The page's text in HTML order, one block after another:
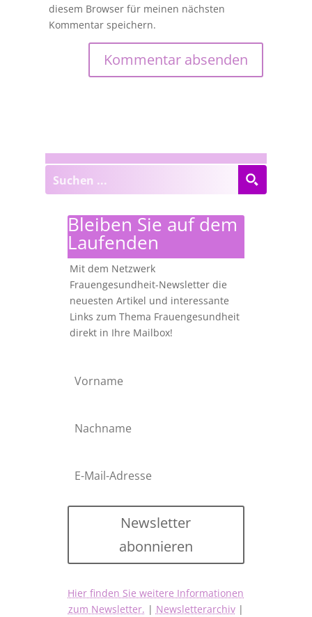
diesem Browser für meinen nächsten
Kommentar speichern.
Bleiben Sie auf dem
Laufenden
Mit dem Netzwerk
Frauengesundheit-Newsletter die
neuesten Artikel und interessante
Links zum Thema Frauengesundheit
direkt in Ihre Mailbox!
Newsletter
abonnieren
Hier finden Sie weitere Informationen
zum Newsletter. | Newsletterarchiv|